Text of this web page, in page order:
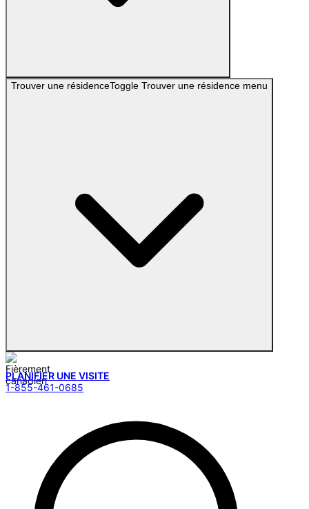
Trouver une résidenceToggle Trouver une résidence menu
PLANIFIER UNE VISITE
1-855-461-0685